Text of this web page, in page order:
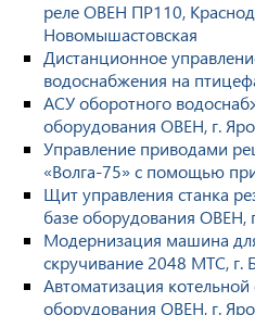
реле ОВЕН ПР110,
Новомышастовская
Дистанционное
водоснабжения на
АСУ оборотного
оборудования ОВЕН, г.
Управление приводами
«Волга-75» с помощью
Щит управления станка
базе оборудования ОВЕН,
Модернизация машина
скручивание 2048 МТС, г.
Автоматизация
оборудования ОВЕН, г.